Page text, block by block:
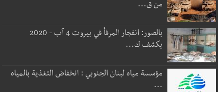
من ق...
بالصور: انفجار المرفأ في بيروت 4 آب - 2020
يكشف ك...
مؤسسة مياه لبنان الجنوبي : انخفاض التغذية بالمياه
...